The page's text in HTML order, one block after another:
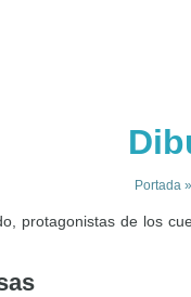
Portada »
protagonistas de los